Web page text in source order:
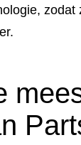
zodat